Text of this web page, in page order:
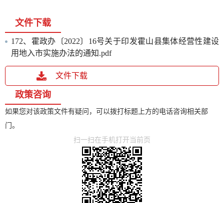
文件下载
172、霍政办〔2022〕16号关于印发霍山县集体经营性建设
用地入市实施办法的通知.pdf
文件下载
政策咨询
如果您对该政策文件有疑问，可以拨打标题上方的电话咨询相关部
门。
扫一扫在手机打开当前页